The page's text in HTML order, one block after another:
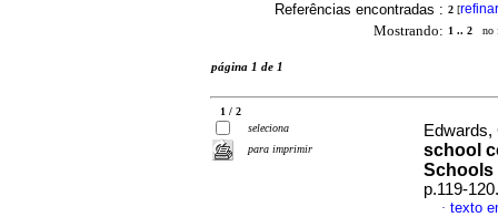
Referências encontradas : 2 [refinar
Mostrando: 1 .. 2 no
página 1 de 1
1 / 2
seleciona
para imprimir
school
Schools
p.119-
· texto